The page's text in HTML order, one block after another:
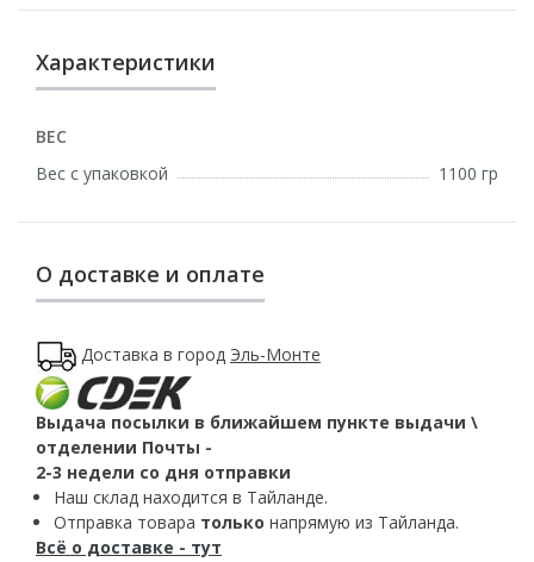
Характеристики
ВЕС
Вес с упаковкой
1100 гр
О доставке и оплате
Доставка в город Эль-Монте
Выдача посылки в ближайшем пункте выдачи \
отделении Почты -
2-3 недели со дня отправки
Наш склад находится в Тайланде.
Отправка товара только напрямую из Тайланда.
Всё о доставке - тут